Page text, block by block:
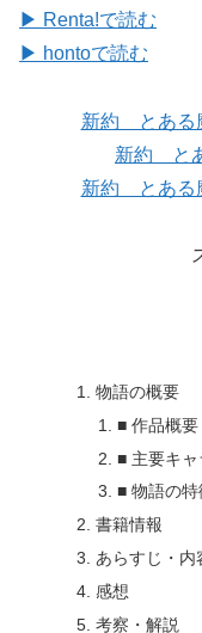
▶ Renta!で読む
▶ hontoで読む
新約 とある
新約 と
新約 とある
物語の概要
■ 作品概要
■ 主要キャ
■ 物語の特
書籍情報
あらすじ・内
感想
考察・解説